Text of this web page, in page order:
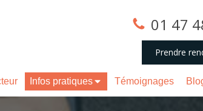
01 47
Prendre
Infos pratiques Témoignages